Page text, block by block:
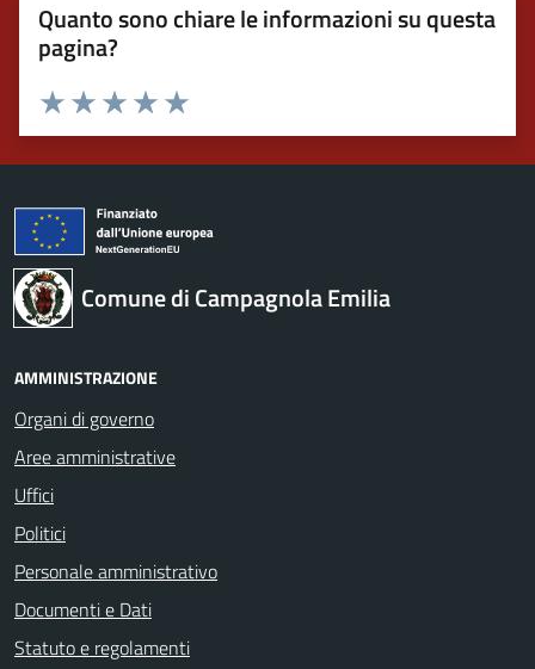
Quanto sono chiare le informazioni su questa
pagina?
Valuta 5 stelle su 5
Valuta 4 stelle su 5
Valuta 3 stelle su 5
Valuta 2 stelle su 5
Valuta 1 stelle su 5
Comune di Campagnola Emilia
AMMINISTRAZIONE
Organi di governo
Aree amministrative
Uffici
Politici
Personale amministrativo
Documenti e Dati
Statuto e regolamenti